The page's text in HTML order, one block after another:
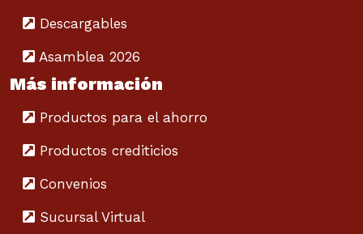
Descargables
Asamblea 2026
Más información
Productos para el ahorro
Productos crediticios
Convenios
Sucursal Virtual